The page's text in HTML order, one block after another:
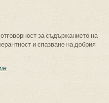
за съдържанието на
и спазване на добрия